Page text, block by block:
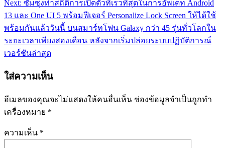
Next: ซัมซุงทำสถิติการเปิดตัวที่เร็วที่สุดในการอัพเดท Android
13 และ One UI 5 พร้อมฟีเจอร์ Personalize Lock Screen ให้ได้ใช้
พร้อมกันแล้ววันนี้ บนสมาร์ทโฟน Galaxy กว่า 45 รุ่นทั่วโลกใน
ระยะเวลาเพียงสองเดือน หลังจากเริ่มปล่อยระบบปฏิบัติการณ์
เวอร์ชันล่าสุด
ใส่ความเห็น
อีเมลของคุณจะไม่แสดงให้คนอื่นเห็น ช่องข้อมูลจำเป็นถูกทำ
เครื่องหมาย *
ความเห็น *